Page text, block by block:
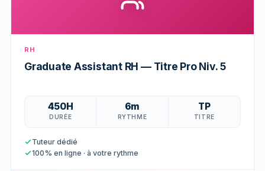
RH
Graduate Assistant RH — Titre Pro Niv. 5
450H
DURÉE
6m
RYTHME
TP
TITRE
Tuteur dédié
100% en ligne · à votre rythme